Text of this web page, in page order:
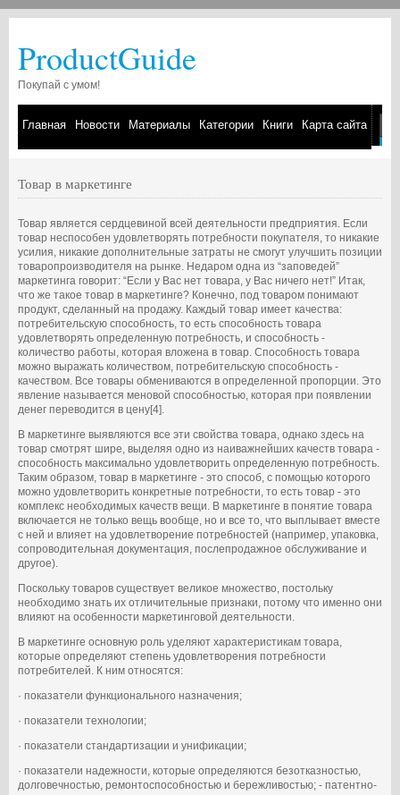
ProductGuide
Покупай с умом!
Главная Новости Материалы Категории Книги Карта сайта
Товар в маркетинге
Товар является сердцевиной всей деятельности предприятия. Если
товар неспособен удовлетворять потребности покупателя, то никакие
усилия, никакие дополнительные затраты не смогут улучшить позиции
товаропроизводителя на рынке. Недаром одна из “заповедей”
маркетинга говорит: “Если у Вас нет товара, у Вас ничего нет!” Итак,
что же такое товар в маркетинге? Конечно, под товаром понимают
продукт, сделанный на продажу. Каждый товар имеет качества:
потребительскую способность, то есть способность товара
удовлетворять определенную потребность, и способность -
количество работы, которая вложена в товар. Способность товара
можно выражать количеством, потребительскую способность -
качеством. Все товары обмениваются в определенной пропорции. Это
явление называется меновой способностью, которая при появлении
денег переводится в цену[4].
В маркетинге выявляются все эти свойства товара, однако здесь на
товар смотрят шире, выделяя одно из наиважнейших качеств товара -
способность максимально удовлетворить определенную потребность.
Таким образом, товар в маркетинге - это способ, с помощью которого
можно удовлетворить конкретные потребности, то есть товар - это
комплекс необходимых качеств вещи. В маркетинге в понятие товара
включается не только вещь вообще, но и все то, что выплывает вместе
с ней и влияет на удовлетворение потребностей (например, упаковка,
сопроводительная документация, послепродажное обслуживание и
другое).
Поскольку товаров существует великое множество, постольку
необходимо знать их отличительные признаки, потому что именно они
влияют на особенности маркетинговой деятельности.
В маркетинге основную роль уделяют характеристикам товара,
которые определяют степень удовлетворения потребности
потребителей. К ним относятся:
· показатели функционального назначения;
· показатели технологии;
· показатели стандартизации и унификации;
· показатели надежности, которые определяются безотказностью,
долговечностью, ремонтоспособностью и бережливостью; - патентно-